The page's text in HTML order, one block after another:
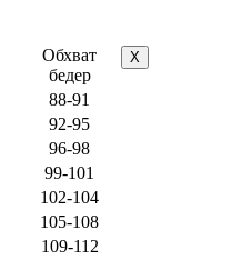
Обхват
бедер
X
88-91
92-95
96-98
99-101
102-104
105-108
109-112